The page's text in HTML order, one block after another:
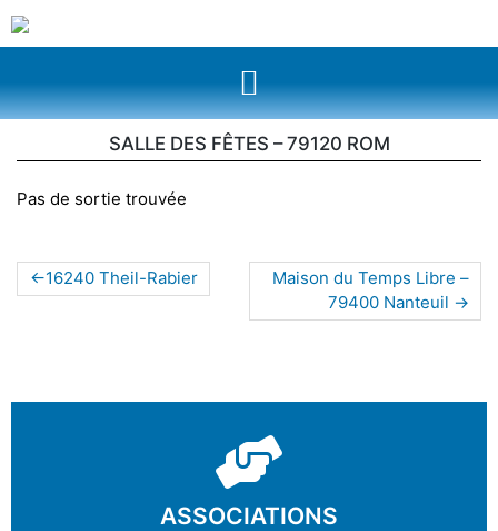
SALLE DES FÊTES – 79120 ROM
Pas de sortie trouvée
16240 Theil-Rabier
Maison du Temps Libre –
79400 Nanteuil
ASSOCIATIONS